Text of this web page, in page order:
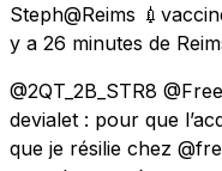
Steph@Reims
y a 26 minutes de
@2QT_2B_STR8
devialet : pour que
que je résilie chez